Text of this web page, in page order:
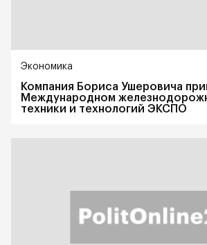
Экономика
Компания Бориса Ушеровича
Международном
техники и технологий ЭКСПО